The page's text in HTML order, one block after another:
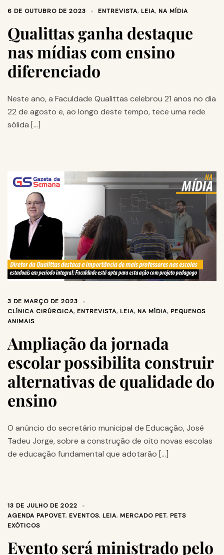
6 DE OUTUBRO DE 2023 ENTREVISTA, LEIA, NA MÍDIA
Qualittas ganha destaque
nas mídias com ensino
diferenciado
Neste ano, a Faculdade Qualittas celebrou 21 anos no dia
22 de agosto e, ao longo deste tempo, tece uma rede
sólida […]
3 DE MARÇO DE 2023
CLÍNICA CIRÚRGICA, ENTREVISTA, LEIA, NA MÍDIA, PEQUENOS
ANIMAIS
Ampliação da jornada
escolar possibilita construir
alternativas de qualidade do
ensino
O anúncio do secretário municipal de Educação, José
Tadeu Jorge, sobre a construção de oito novas escolas
de educação fundamental que adotarão […]
13 DE JULHO DE 2022
AGENDA PAPOVET, EVENTOS, LEIA, MERCADO PET, PETS
EXÓTICOS
Evento será ministrado pelo